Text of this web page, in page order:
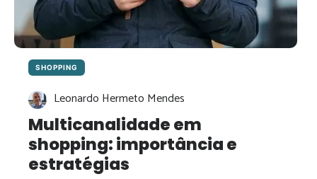
SHOPPING
Leonardo Hermeto Mendes
Multicanalidade em
shopping: importância e
estratégias